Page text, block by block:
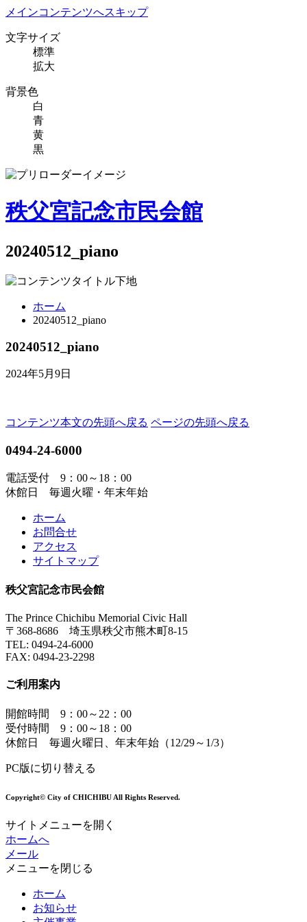
メインコンテンツへスキップ
文字サイズ
標準
拡大
背景色
白
青
黄
黒
秩父宮記念市民会館
20240512_piano
ホーム
20240512_piano
20240512_piano
2024年5月9日
コンテンツ本文の先頭へ戻る ページの先頭へ戻る
0494-24-6000
電話受付 9：00～18：00
休館日 毎週火曜・年末年始
ホーム
お問合せ
アクセス
サイトマップ
秩父宮記念市民会館
The Prince Chichibu Memorial Civic Hall
〒368-8686 埼玉県秩父市熊木町8-15
TEL: 0494-24-6000
FAX: 0494-23-2298
ご利用案内
開館時間 9：00～22：00
受付時間 9：00～18：00
休館日 毎週火曜日、年末年始（12/29～1/3）
PC版に切り替える
Copyright© City of CHICHIBU All Rights Reserved.
サイトメニューを開く
ホームへ
メール
メニューを閉じる
ホーム
お知らせ